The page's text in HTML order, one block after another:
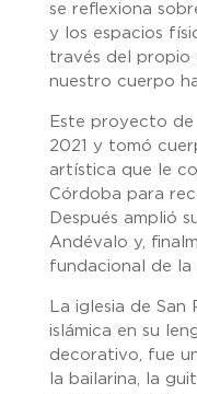
se reflexiona
y los espacios
través del propio
nuestro cuerpo
Este proyecto
2021 y tomó
artística que le
Córdoba para
Después amplió
Andévalo y,
fundacional de la
La iglesia de San
islámica en su
decorativo, fue
la bailarina, la